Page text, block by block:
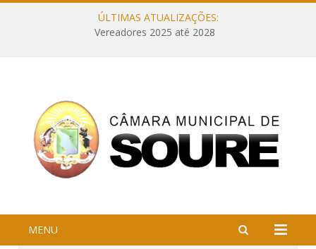
ÚLTIMAS ATUALIZAÇÕES:
Vereadores 2025 até 2028
MENU